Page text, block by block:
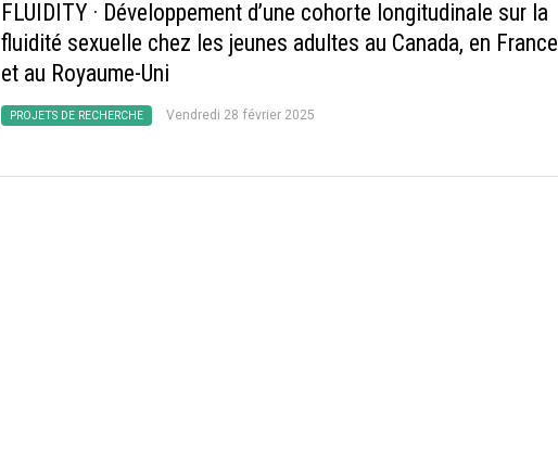
FLUIDITY · Développement d’une cohorte longitudinale sur la
fluidité sexuelle chez les jeunes adultes au Canada, en France
et au Royaume-Uni
PROJETS DE RECHERCHE Vendredi 28 février 2025